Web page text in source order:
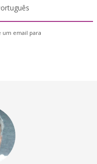
um email para